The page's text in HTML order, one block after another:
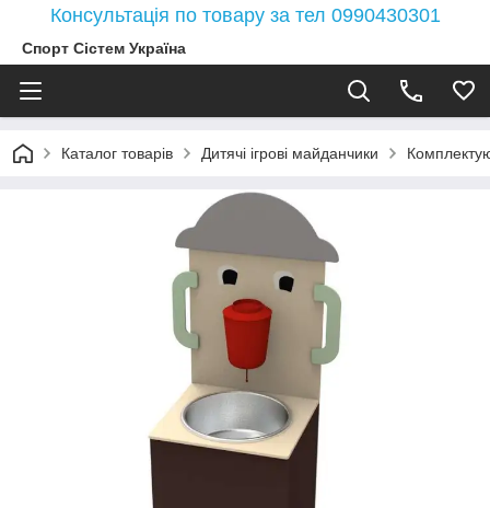
Консультація по товару за тел 0990430301
Спорт Сістем Україна
Каталог товарів Дитячі ігрові майданчики